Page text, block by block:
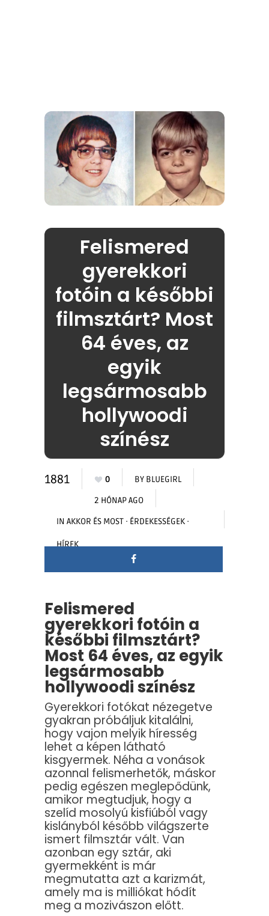
Felismered
gyerekkori
fotóin a későbbi
filmsztárt? Most
64 éves, az
egyik
legsármosabb
hollywoodi
színész
1881 0 BY BLUEGIRL
2 HÓNAP AGO
IN AKKOR ÉS MOST · ÉRDEKESSÉGEK ·
HÍREK
Felismered
gyerekkori fotóin a
későbbi filmsztárt?
Most 64 éves, az egyik
legsármosabb
hollywoodi színész
Gyerekkori fotókat nézegetve
gyakran próbáljuk kitalálni,
hogy vajon melyik híresség
lehet a képen látható
kisgyermek. Néha a vonások
azonnal felismerhetők, máskor
pedig egészen meglepődünk,
amikor megtudjuk, hogy a
szelíd mosolyú kisfiúból vagy
kislányból később világszerte
ismert filmsztár vált. Van
azonban egy sztár, aki
gyermekként is már
megmutatta azt a karizmát,
amely ma is milliókat hódít
meg a mozivászon előtt.